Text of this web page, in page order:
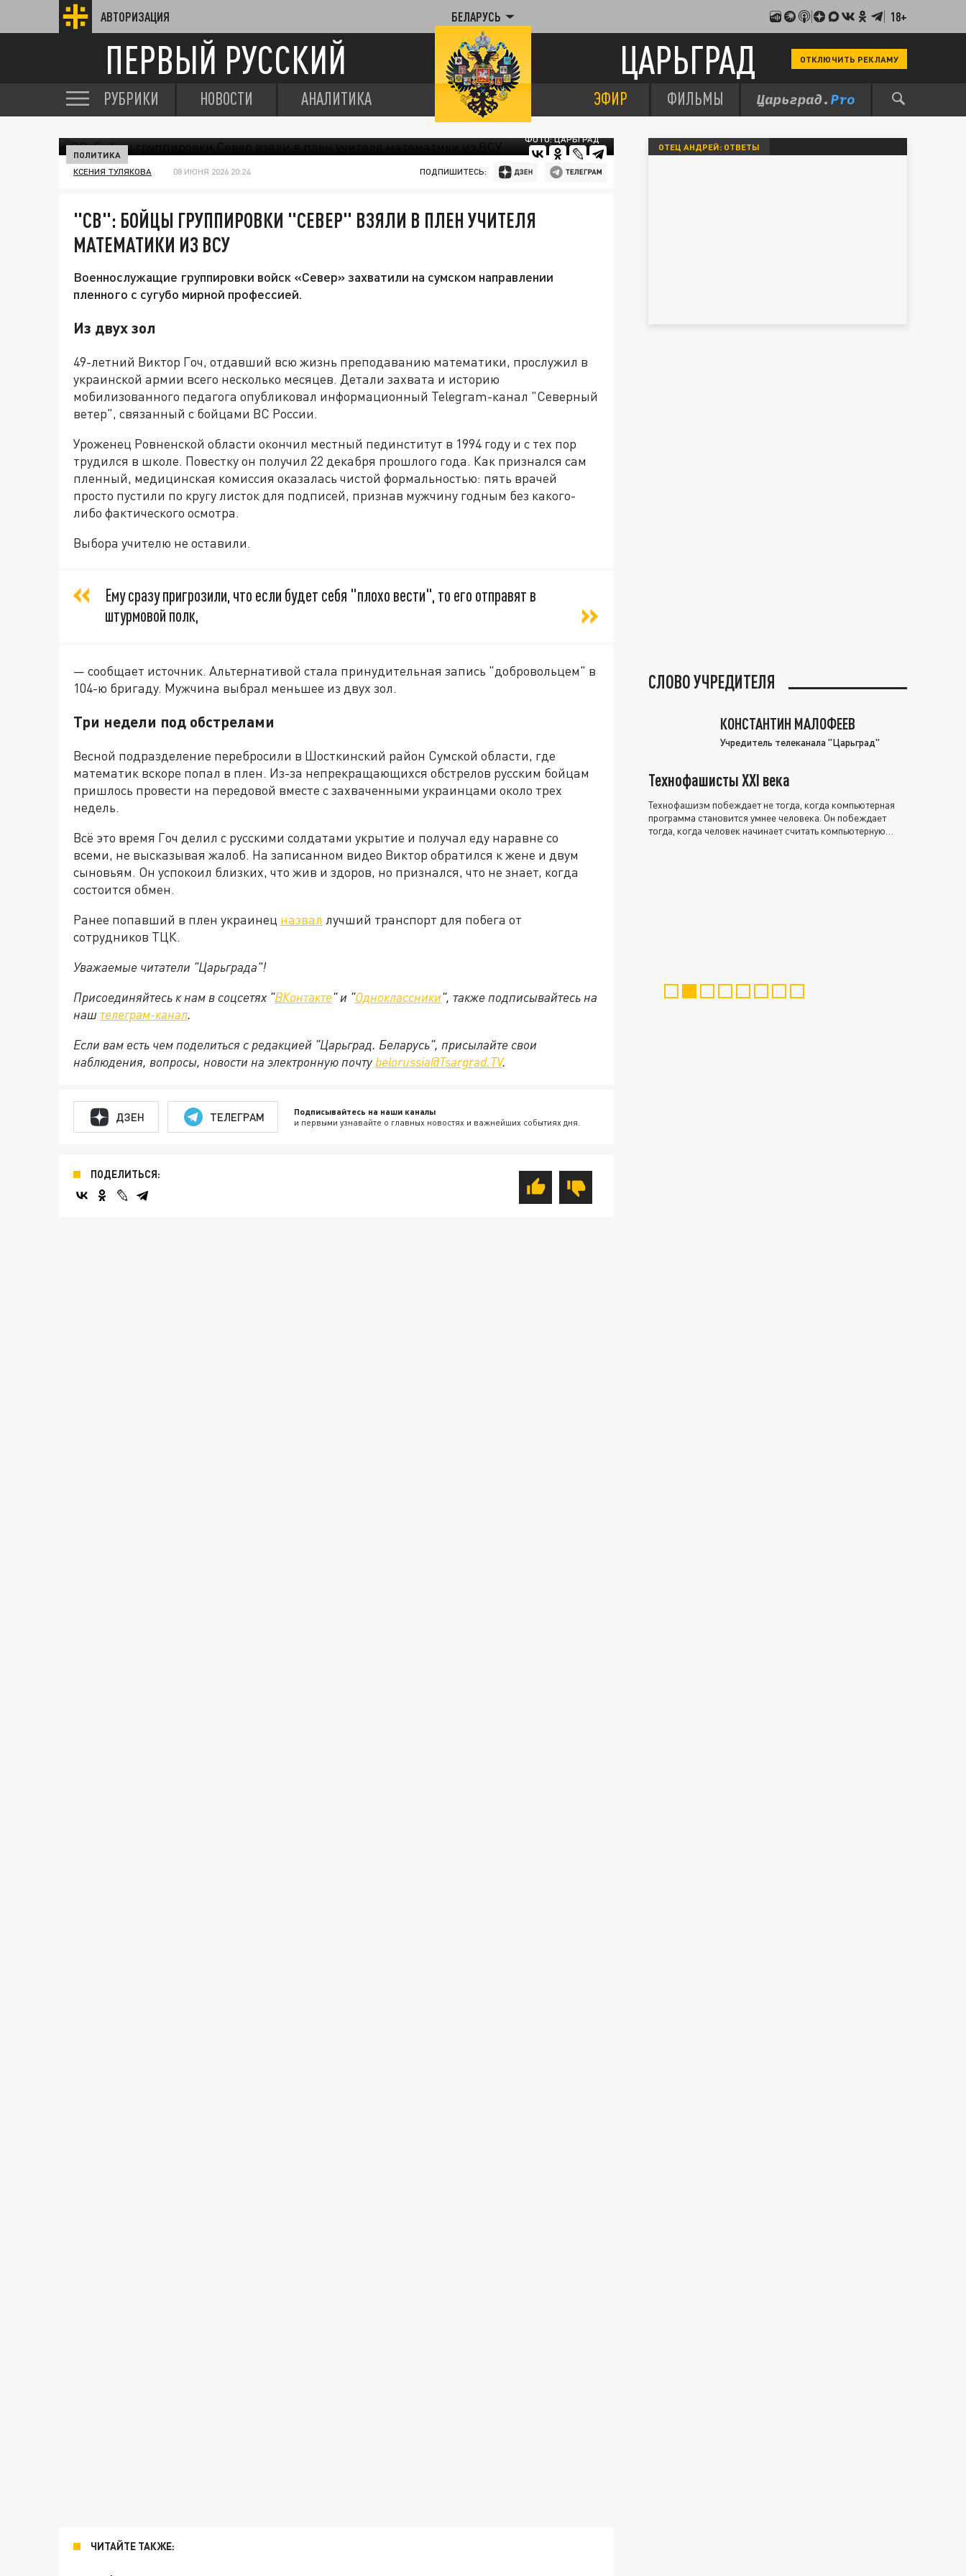
АВТОРИЗАЦИЯ БЕЛАРУСЬ 18+
ПЕРВЫЙ РУССКИЙ ЦАРЬГРАД ОТКЛЮЧИТЬ РЕКЛАМУ
РУБРИКИ НОВОСТИ АНАЛИТИКА ЭФИР ФИЛЬМЫ
ФОТО: ЦАРЬГРАД
ПОЛИТИКА
КСЕНИЯ ТУЛЯКОВА 08 ИЮНЯ 2026 20:24 ПОДПИШИТЕСЬ:
"СВ": БОЙЦЫ ГРУППИРОВКИ "СЕВЕР" ВЗЯЛИ В ПЛЕН УЧИТЕЛЯ
МАТЕМАТИКИ ИЗ ВСУ
Военнослужащие группировки войск «Север» захватили на сумском направлении
пленного с сугубо мирной профессией.
Из двух зол
49-летний Виктор Гоч, отдавший всю жизнь преподаванию математики, прослужил в
украинской армии всего несколько месяцев. Детали захвата и историю
мобилизованного педагога опубликовал информационный Telegram-канал "Северный
ветер", связанный с бойцами ВС России.
Уроженец Ровненской области окончил местный пединститут в 1994 году и с тех пор
трудился в школе. Повестку он получил 22 декабря прошлого года. Как признался сам
пленный, медицинская комиссия оказалась чистой формальностью: пять врачей
просто пустили по кругу листок для подписей, признав мужчину годным без какого-
либо фактического осмотра.
Выбора учителю не оставили.
Ему сразу пригрозили, что если будет себя "плохо вести", то его отправят в
штурмовой полк,
— сообщает источник. Альтернативой стала принудительная запись "добровольцем" в
104-ю бригаду. Мужчина выбрал меньшее из двух зол.
Три недели под обстрелами
Весной подразделение перебросили в Шосткинский район Сумской области, где
математик вскоре попал в плен. Из-за непрекращающихся обстрелов русским бойцам
пришлось провести на передовой вместе с захваченными украинцами около трех
недель.
Всё это время Гоч делил с русскими солдатами укрытие и получал еду наравне со
всеми, не высказывая жалоб. На записанном видео Виктор обратился к жене и двум
сыновьям. Он успокоил близких, что жив и здоров, но признался, что не знает, когда
состоится обмен.
Ранее попавший в плен украинец назвал лучший транспорт для побега от
сотрудников ТЦК.
Уважаемые читатели "Царьграда"!
Присоединяйтесь к нам в соцсетях "ВКонтакте" и "Одноклассники", также подписывайтесь на
наш телеграм-канал.
Если вам есть чем поделиться с редакцией "Царьград. Беларусь", присылайте свои
наблюдения, вопросы, новости на электронную почту belorussia@Tsargrad.TV.
ДЗЕН ТЕЛЕГРАМ Подписывайтесь на наши каналы
и первыми узнавайте о главных новостях и важнейших событиях дня.
ПОДЕЛИТЬСЯ:
ЧИТАЙТЕ ТАКЖЕ:
ОТЕЦ АНДРЕЙ: ОТВЕТЫ
СЛОВО УЧРЕДИТЕЛЯ
КОНСТАНТИН МАЛОФЕЕВ
Учредитель телеканала "Царьград"
Технофашисты XXI века
Технофашизм побеждает не тогда, когда компьютерная
программа становится умнее человека. Он побеждает
тогда, когда человек начинает считать компьютерную